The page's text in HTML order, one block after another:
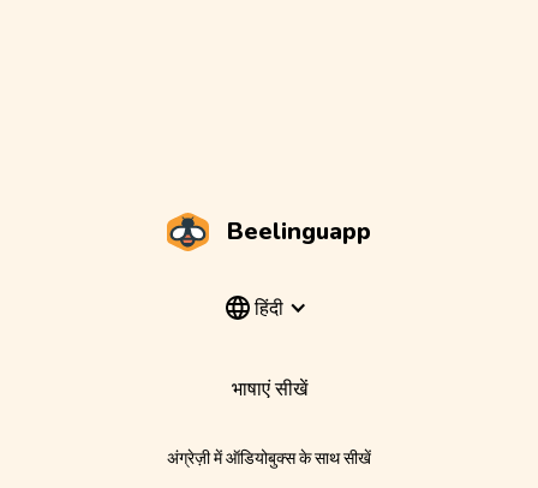
Beelinguapp
हिंदी
भाषाएं सीखें
अंग्रेज़ी में ऑडियोबुक्स के साथ सीखें